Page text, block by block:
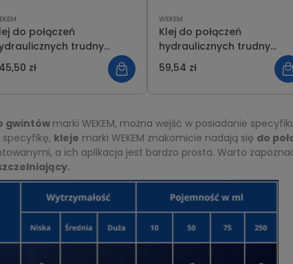
do połączeń
trudny
250ml WEKEM WK
86
zł
WEKEM
Klej do połączeń
hydraulicznych trudny
demontaż 50ml WEKEM WK
66 86
59,54 zł
gwintówmarki WEKEM, można wejść w posiadanie
kleje marki WEKEM znakomicie nadają się do
a ich aplikacja jest bardzo prosta. Warto